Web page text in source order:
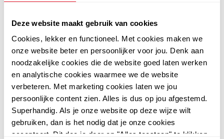
Deze website maakt gebruik van cookies
Cookies, lekker en functioneel. Met cookies maken we
onze website beter en persoonlijker voor jou. Denk aan
noodzakelijke cookies die de website goed laten werken
en analytische cookies waarmee we de website
verbeteren. Met marketing cookies laten we jou
persoonlijke content zien. Alles is dus op jou afgestemd.
Superhandig. Als je onze website op deze wijze wilt
gebruiken, dan is het nodig dat je onze cookies
accepteert. Dit doe je door op "Alles toestaan" te klikken.